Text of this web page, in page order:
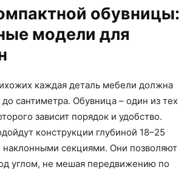
обувницы:
модели для
каждая деталь мебели должна
сантиметра. Обувница – один из тех
зависит порядок и удобство.
конструкции глубиной 18–25
секциями. Они позволяют
углом, не мешая передвижению по